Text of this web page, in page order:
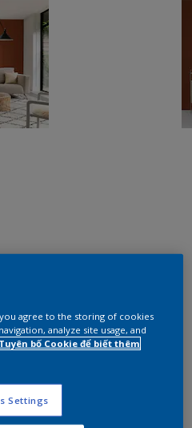
you agree to the storing of cookies
analyze site usage, and
Tuyên bố Cookie để biết thêm
Settings